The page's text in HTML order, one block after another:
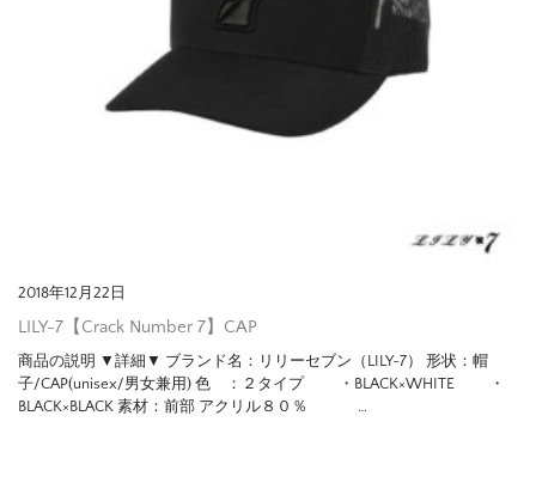
2018年12月22日
LILY-7【Crack Number 7】CAP
商品の説明 ▼詳細▼ ブランド名：リリーセブン（LILY-7） 形状：帽
子/CAP(unisex/男女兼用) 色 ：２タイプ ・BLACK×WHITE ・
BLACK×BLACK 素材：前部 アクリル８０％ …